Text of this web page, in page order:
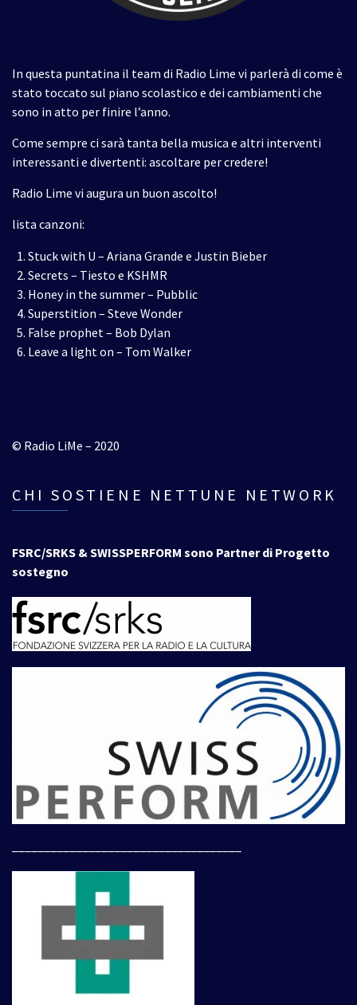
In questa puntatina il team di Radio Lime vi parlerà di come è
stato toccato sul piano scolastico e dei cambiamenti che
sono in atto per finire l’anno.
Come sempre ci sarà tanta bella musica e altri interventi
interessanti e divertenti: ascoltare per credere!
Radio Lime vi augura un buon ascolto!
lista canzoni:
Stuck with U – Ariana Grande e Justin Bieber
Secrets – Tiesto e KSHMR
Honey in the summer – Pubblic
Superstition – Steve Wonder
False prophet – Bob Dylan
Leave a light on – Tom Walker
© Radio LiMe – 2020
CHI SOSTIENE NETTUNE NETWORK
FSRC/SRKS & SWISSPERFORM sono Partner di Progetto
sostegno